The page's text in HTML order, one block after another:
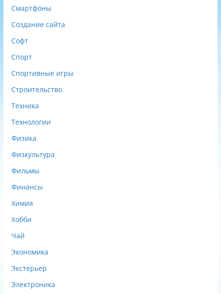
Смартфоны
Создание сайта
Софт
Спорт
Спортивные игры
Строительство
Техника
Технологии
Физика
Физкультура
Фильмы
Финансы
Химия
Хобби
Чай
Экономика
Экстерьер
Электроника